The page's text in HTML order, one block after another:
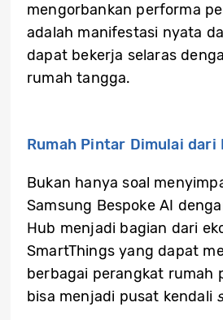
mengorbankan performa
adalah manifestasi nyata
dapat bekerja selaras
rumah tangga.
Rumah Pintar Dimulai dari
Bukan hanya soal
Samsung Bespoke AI
Hub menjadi bagian dari
SmartThings yang dapat
berbagai perangkat rumah
bisa menjadi pusat kendali